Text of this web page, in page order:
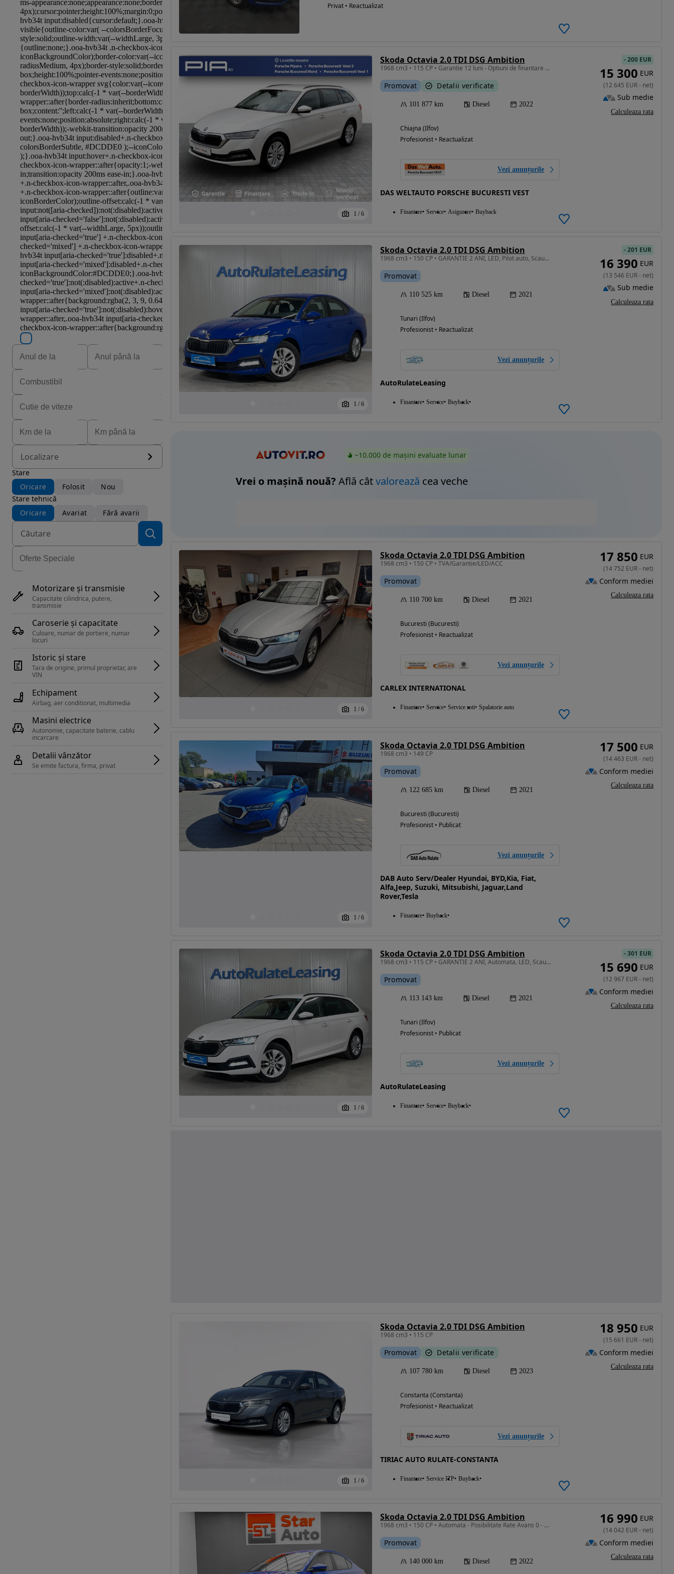
Eligibil pentru
finantare
Localizare
Stare
Oricare
Folosit
Nou
Stare tehnică
Oricare
Avariat Fără avarii
Motorizare și transmisie
Capacitate cilindrica, putere,
transmisie
Caroserie și capacitate
Culoare, numar de portiere, numar
locuri
Istoric și stare
Tara de origine, primul proprietar, are
Echipament
Airbag, aer conditionat, multimedia
Masini electrice
Autonomie, capacitate baterie, cablu
Detalii vânzător
Se emite factura, firma, privat
Privat • Reactualizat
1 / 6
Skoda Octavia 2.0 TDI DSG Ambition
1968 cm3 • 115 CP • Garantie 12 luni - Optiuni de finantare avantajoase ;
Promovat Detalii verificate
101 877 km Diesel 2022
Chiajna (Ilfov)
Profesionist • Reactualizat
Vezi anunțurile
DAS WELTAUTO PORSCHE BUCURESTI VEST
Finantare Service Asigurare Buyback
-200 EUR
15 300 EUR
(12 645 EUR- net)
Sub medie
Calculeaza rata
1 / 6
Skoda Octavia 2.0 TDI DSG Ambition
1968 cm3 • 150 CP • GARANTIE 2 ANI, LED, Pilot auto, Scaune incalzite, Senzori parcare
Promovat
110 525 km Diesel 2021
Tunari (Ilfov)
Profesionist • Reactualizat
Vezi anunțurile
AutoRulateLeasing
Finantare Service Buyback
-201 EUR
16 390 EUR
(13 546 EUR- net)
Sub medie
Calculeaza rata
~10.000 de mașini evaluate lunar
Vrei o mașină nouă? Află câtvalorează cea veche
1 / 6
Skoda Octavia 2.0 TDI DSG Ambition
1968 cm3 • 150 CP • TVA/Garantie/LED/ACC
Promovat
110 700 km Diesel 2021
Bucuresti (Bucuresti)
Profesionist • Reactualizat
Vezi anunțurile
CARLEX INTERNATIONAL
Finantare Service Service roti Spalatorie auto
17 850 EUR
(14 752 EUR- net)
Conform mediei
Calculeaza rata
1 / 6
Skoda Octavia 2.0 TDI DSG Ambition
1968 cm3 • 149 CP
Promovat
122 685 km Diesel 2021
Bucuresti (Bucuresti)
Profesionist • Publicat
Vezi anunțurile
DAB Auto Serv/Dealer Hyundai, BYD,Kia, Fiat,
Alfa,Jeep, Suzuki, Mitsubishi, Jaguar,Land
Rover,Tesla
Finantare Buyback
17 500 EUR
(14 463 EUR- net)
Conform mediei
Calculeaza rata
1 / 6
Skoda Octavia 2.0 TDI DSG Ambition
1968 cm3 • 115 CP • GARANTIE 2 ANI, Automata, LED, Scaune incalzite, Clima
Promovat
113 143 km Diesel 2021
Tunari (Ilfov)
Profesionist • Publicat
Vezi anunțurile
AutoRulateLeasing
Finantare Service Buyback
-301 EUR
15 690 EUR
(12 967 EUR- net)
Conform mediei
Calculeaza rata
1 / 6
Skoda Octavia 2.0 TDI DSG Ambition
1968 cm3 • 115 CP
Promovat Detalii verificate
107 780 km Diesel 2023
Constanta (Constanta)
Profesionist • Reactualizat
Vezi anunțurile
TIRIAC AUTO RULATE-CONSTANTA
Finantare Service ITP Buyback
18 950 EUR
(15 661 EUR- net)
Conform mediei
Calculeaza rata
Skoda Octavia 2.0 TDI DSG Ambition
1968 cm3 • 150 CP • Automata - Posibilitate Rate Avans 0 - Garantie 12 Luni - IMPECABILA
Promovat
140 000 km Diesel 2022
16 990 EUR
(14 042 EUR- net)
Conform mediei
Calculeaza rata